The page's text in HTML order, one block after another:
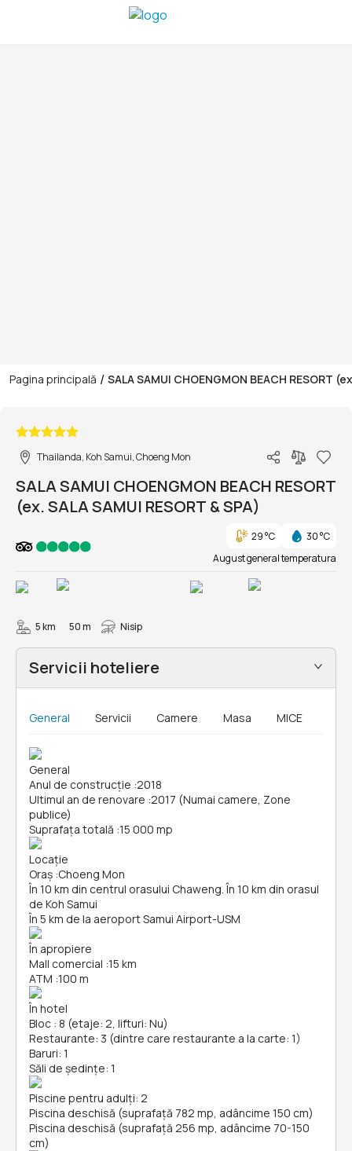
Pagina principală / SALA SAMUI CHOENGMON BEACH RESORT
Thailanda, Koh Samui, Choeng Mon
SALA SAMUI CHOENGMON BEACH RESORT
(ex. SALA SAMUI RESORT & SPA)
29 °C
30 °C
August general temperatura
5 km 50 m Nisip
Servicii hoteliere
General Servicii Camere Masa MICE
General
Anul de construcție :2018
Ultimul an de renovare :2017 (Numai camere, Zone
publice)
Suprafața totală :15 000 mp
Locație
Oraș :Choeng Mon
În 10 km din centrul orasului Chaweng. În 10 km din orasul
de Koh Samui
În 5 km de la aeroport Samui Airport-USM
În apropiere
Mall comercial :15 km
ATM :100 m
În hotel
Bloc : 8 (etaje: 2, lifturi: Nu)
Restaurante: 3 (dintre care restaurante a la carte: 1)
Baruri: 1
Săli de ședințe: 1
Piscine pentru adulți: 2
Piscina deschisă (suprafață 782 mp, adâncime 150 cm)
Piscina deschisă (suprafață 256 mp, adâncime 70-150
cm)